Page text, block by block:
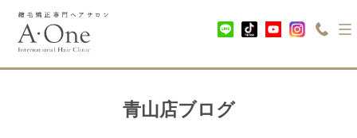
青山店ブログ